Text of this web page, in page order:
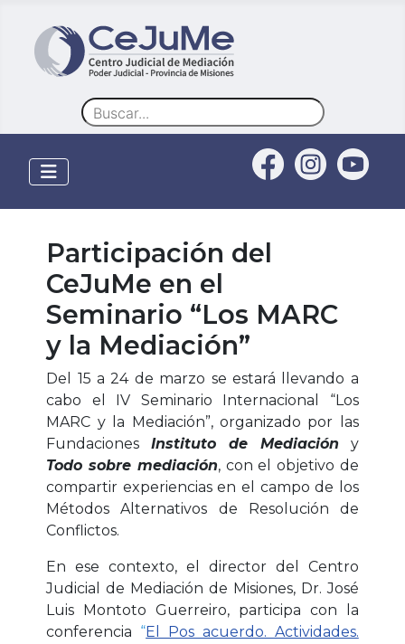
Buscar
Participación del
CeJuMe en el
Seminario “Los MARC
y la Mediación”
Del 15 a 24 de marzo se estará llevando a
cabo el IV Seminario Internacional “Los
MARC y la Mediación”, organizado por las
FundacionesInstituto de Mediación y
Todo sobre mediación, con el objetivo de
compartir experiencias en el campo de los
Métodos Alternativos de Resolución de
Conflictos.
En ese contexto, el director del Centro
Judicial de Mediación de Misiones, Dr. José
Luis Montoto Guerreiro, participa con la
conferencia “El Pos acuerdo. Actividades.